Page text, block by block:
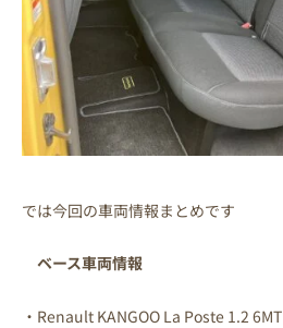
では今回の車両情報まとめです
ベース車両情報
・Renault KANGOO La Poste 1.2 6MT